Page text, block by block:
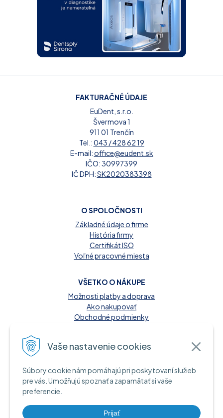
Vaše nastavenie cookies
Súbory cookie nám pomáhajú pri poskytovaní služieb
pre vás. Umožňujú spoznať a zapamätať si vaše
preferencie.
Prijať
FAKTURAČNÉ ÚDAJE
EuDent, s.r.o.
Švermova 1
911 01 Trenčín
Tel.:043 / 428 62 19
E-mail:office@eudent.sk
IČO: 30997399
IČ DPH:SK2020383398
O SPOLOČNOSTI
Základné údaje o firme
História firmy
Certifikát ISO
Voľné pracovné miesta
VŠETKO O NÁKUPE
Možnosti platby a doprava
Ako nakupovať
Obchodné podmienky
MOŽNOSTI PLATBY
A INFORMAČNÉ ZDROJE
Platba kartou online